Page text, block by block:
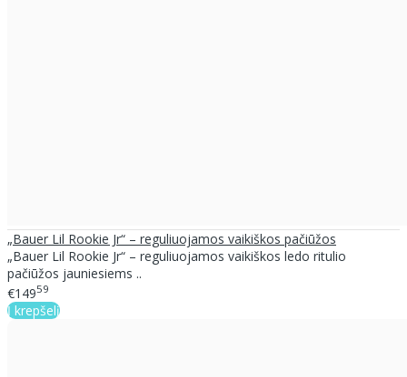
„Bauer Lil Rookie Jr“ – reguliuojamos vaikiškos pačiūžos
„Bauer Lil Rookie Jr“ – reguliuojamos vaikiškos ledo ritulio
pačiūžos jauniesiems ..
€14959
Į krepšelį